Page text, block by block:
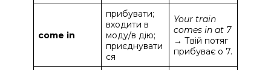
come in
прибувати;
входити в
моду/в дію;
приєднувати
ся
Your train
comes in at 7
→ Твій потяг
прибуває о 7.